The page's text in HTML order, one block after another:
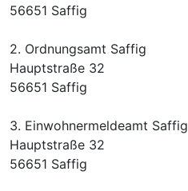
56651 Saffig
2. Ordnungsamt Saffig
Hauptstraße 32
56651 Saffig
3. Einwohnermeldeamt Saffig
Hauptstraße 32
56651 Saffig